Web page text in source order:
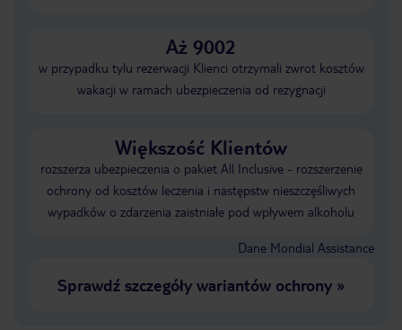
Aż 9002
w przypadku tylu rezerwacji Klienci otrzymali zwrot kosztów
wakacji w ramach ubezpieczenia od rezygnacji
Większość Klientów
rozszerza ubezpieczenia o pakiet All Inclusive - rozszerzenie
ochrony od kosztów leczenia i następstw nieszczęśliwych
wypadków o zdarzenia zaistniałe pod wpływem alkoholu
Dane Mondial Assistance
Sprawdź szczegóły wariantów ochrony»